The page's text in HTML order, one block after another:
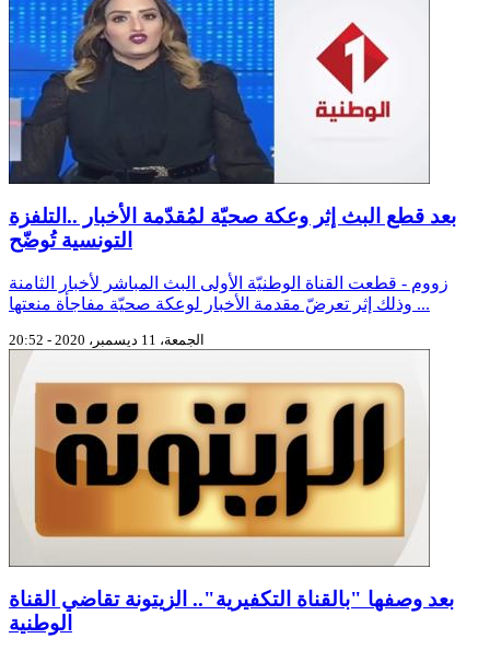
بعد قطع البث إثر وعكة صحيّة لمُقدّمة الأخبار ..التلفزة
التونسية تُوضّح
زووم - قطعت القناة الوطنيّة الأولى البث المباشر لأخبار الثامنة
وذلك إثر تعرضّ مقدمة الأخبار لوعكة صحيّة مفاجأة منعتها ...
الجمعة، 11 ديسمبر، 2020 - 20:52
بعد وصفها "بالقناة التكفيرية".. الزيتونة تقاضي القناة
الوطنية